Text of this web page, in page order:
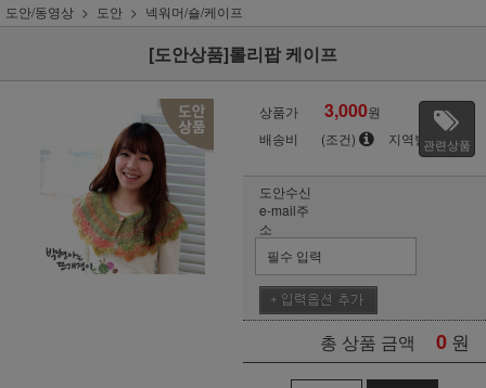
도안/동영상 도안 넥워머/숄/케이프
[도안상품]롤리팝 케이프
상품가 3,000원
배송비
(조건) 지역별관련상품
도안수신
e-mail주
소
총 상품 금액 0 원